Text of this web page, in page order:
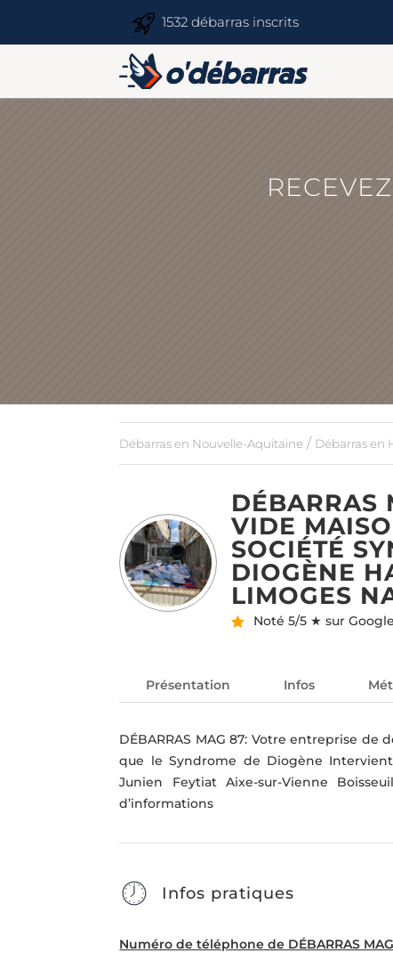
1532 débarras inscrits
Débarras en Nouvelle-Aquitaine / Débarras en
DÉBARRAS
VIDE
SOCIÉTÉ
DIOGÈNE
LIMOGES
Noté5/5 ★ sur Google
Présentation Infos
DÉBARRAS MAG 87: Votre entreprise de
que le Syndrome de Diogène
Junien Feytiat Aixe-sur-Vienne
d’informations
Infos pratiques
Numéro de téléphone de DÉBARRAS